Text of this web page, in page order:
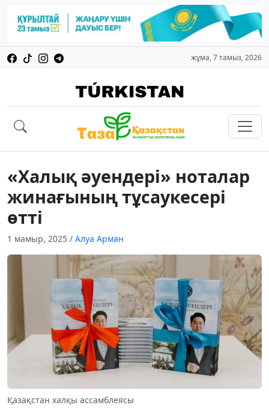
жұма, 7 тамыз, 2026
«Халық әуендері» ноталар
жинағының тұсаукесері
өтті
1 мамыр, 2025 / Алуа Арман
Қазақстан халқы ассамблеясы